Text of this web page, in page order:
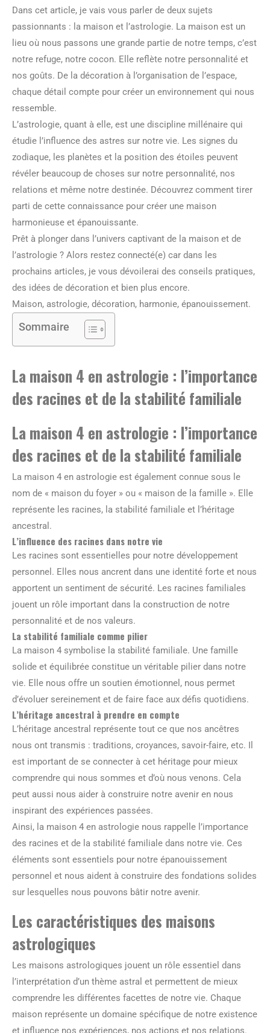
Dans cet article, je vais vous parler de deux sujets
passionnants : la maison et l’astrologie. La maison est un
lieu où nous passons une grande partie de notre temps, c’est
notre refuge, notre cocon. Elle reflète notre personnalité et
nos goûts. De la décoration à l’organisation de l’espace,
chaque détail compte pour créer un environnement qui nous
ressemble.
L’astrologie, quant à elle, est une discipline millénaire qui
étudie l’influence des astres sur notre vie. Les signes du
zodiaque, les planètes et la position des étoiles peuvent
révéler beaucoup de choses sur notre personnalité, nos
relations et même notre destinée. Découvrez comment tirer
parti de cette connaissance pour créer une maison
harmonieuse et épanouissante.
Prêt à plonger dans l’univers captivant de la maison et de
l’astrologie ? Alors restez connecté(e) car dans les
prochains articles, je vous dévoilerai des conseils pratiques,
des idées de décoration et bien plus encore.
Maison, astrologie, décoration, harmonie, épanouissement.
Sommaire
La maison 4 en astrologie : l’importance
des racines et de la stabilité familiale
La maison 4 en astrologie : l’importance
des racines et de la stabilité familiale
La maison 4 en astrologie est également connue sous le
nom de « maison du foyer » ou « maison de la famille ». Elle
représente les racines, la stabilité familiale et l’héritage
ancestral.
L’influence des racines dans notre vie
Les racines sont essentielles pour notre développement
personnel. Elles nous ancrent dans une identité forte et nous
apportent un sentiment de sécurité. Les racines familiales
jouent un rôle important dans la construction de notre
personnalité et de nos valeurs.
La stabilité familiale comme pilier
La maison 4 symbolise la stabilité familiale. Une famille
solide et équilibrée constitue un véritable pilier dans notre
vie. Elle nous offre un soutien émotionnel, nous permet
d’évoluer sereinement et de faire face aux défis quotidiens.
L’héritage ancestral à prendre en compte
L’héritage ancestral représente tout ce que nos ancêtres
nous ont transmis : traditions, croyances, savoir-faire, etc. Il
est important de se connecter à cet héritage pour mieux
comprendre qui nous sommes et d’où nous venons. Cela
peut aussi nous aider à construire notre avenir en nous
inspirant des expériences passées.
Ainsi, la maison 4 en astrologie nous rappelle l’importance
des racines et de la stabilité familiale dans notre vie. Ces
éléments sont essentiels pour notre épanouissement
personnel et nous aident à construire des fondations solides
sur lesquelles nous pouvons bâtir notre avenir.
Les caractéristiques des maisons
astrologiques
Les maisons astrologiques jouent un rôle essentiel dans
l’interprétation d’un thème astral et permettent de mieux
comprendre les différentes facettes de notre vie. Chaque
maison représente un domaine spécifique de notre existence
et influence nos expériences, nos actions et nos relations.